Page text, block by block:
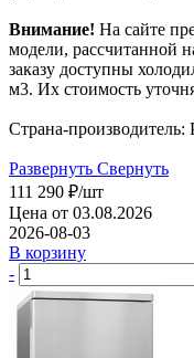
Внимание! На сайте
модели, рассчитанной
заказу доступны
м3. Их стоимость
Страна-производитель:
Развернуть Свернуть
111 290 ₽/шт
Цена от 03.08.2026
2026-08-03
В корзину
-